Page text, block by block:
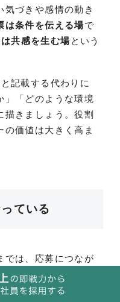
気づきや感情の動き
は条件を伝える場で
共感を生む場という
記載する代わりに
」「どのような環境
描きましょう。役割
の価値は大きく高ま
ている
では、応募につなが
も刺さる内容にしよ
も残らない表現